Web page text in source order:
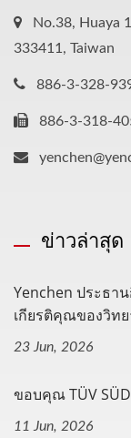
No.38, Huaya
333411, Taiwan
886-3-328-
886-3-318-
ข่าวล่าสุด
Yenchen ประธา
เกียรติคุณของวิท
23 Jun, 2026
ขอบคุณ TÜV
11 Jun, 2026